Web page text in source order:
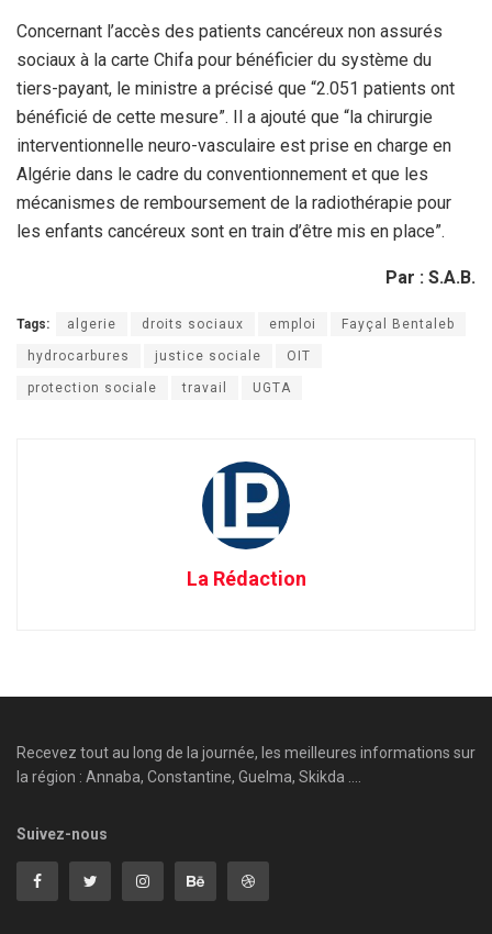
Concernant l’accès des patients cancéreux non assurés
sociaux à la carte Chifa pour bénéficier du système du
tiers-payant, le ministre a précisé que “2.051 patients ont
bénéficié de cette mesure”. Il a ajouté que “la chirurgie
interventionnelle neuro-vasculaire est prise en charge en
Algérie dans le cadre du conventionnement et que les
mécanismes de remboursement de la radiothérapie pour
les enfants cancéreux sont en train d’être mis en place”.
Par : S.A.B.
Tags: algerie droits sociaux emploi Fayçal Bentaleb
hydrocarbures justice sociale OIT
protection sociale travail UGTA
La Rédaction
Recevez tout au long de la journée, les meilleures informations sur
la région : Annaba, Constantine, Guelma, Skikda ....
Suivez-nous